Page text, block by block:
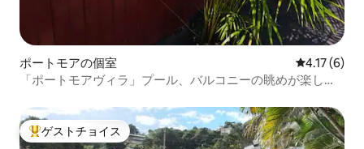
ポートモアの個室 レビュー6
4.17 (6)
「ポートモアヴィラ」プール、バルコニーの眺めが楽しめ
大好評のゲストチョイスです。
ゲストチョイス